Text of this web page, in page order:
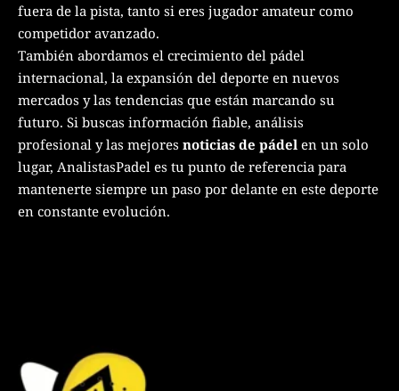
fuera de la pista, tanto si eres jugador amateur como
competidor avanzado.
También abordamos el crecimiento del pádel
internacional, la expansión del deporte en nuevos
mercados y las tendencias que están marcando su
futuro. Si buscas información fiable, análisis
profesional y las mejores noticias de pádel en un solo
lugar, AnalistasPadel es tu punto de referencia para
mantenerte siempre un paso por delante en este deporte
en constante evolución.